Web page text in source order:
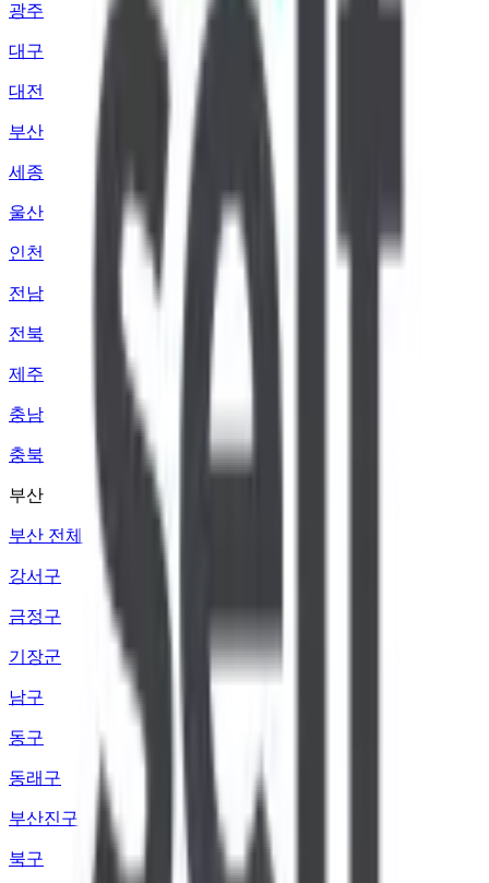
광주
대구
대전
부산
세종
울산
인천
전남
전북
제주
충남
충북
부산
부산 전체
강서구
금정구
기장군
남구
동구
동래구
부산진구
북구